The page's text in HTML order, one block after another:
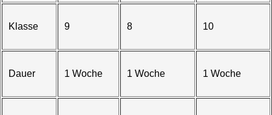
Klasse 9 8 10
Dauer 1 Woche 1 Woche 1 Woche